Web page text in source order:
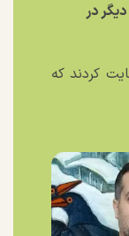
در
کردند که